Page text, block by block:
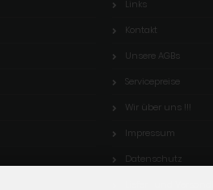
Links
Kontakt
Unsere AGBs
Servicepreise
Wir über uns !!!
Impressum
Datenschutz